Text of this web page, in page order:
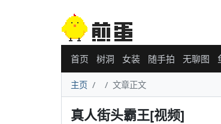
首页 树洞 女装 随手拍 无聊图
主页 文章正文
真人街头霸王[视频]